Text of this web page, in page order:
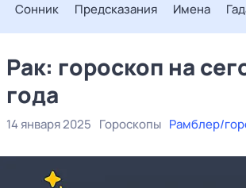
Сонник Предсказания Имена
Рак: гороскоп на
года
14 января 2025 Гороскопы Рамблер/